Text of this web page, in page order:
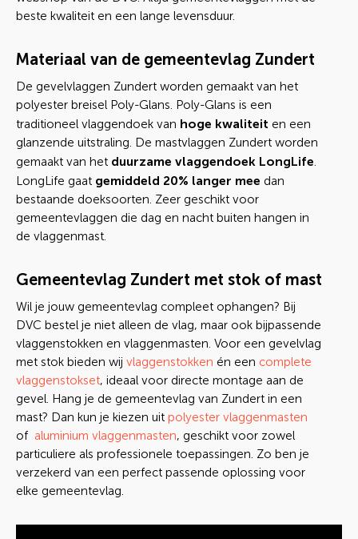
beste kwaliteit en een lange levensduur.
Materiaal van de gemeentevlag Zundert
De gevelvlaggen Zundert worden gemaakt van het
polyester breisel Poly-Glans. Poly-Glans is een
traditioneel vlaggendoek van hoge kwaliteit en een
glanzende uitstraling. De mastvlaggen Zundert worden
gemaakt van het duurzame vlaggendoek LongLife.
LongLife gaat gemiddeld 20% langer mee dan
bestaande doeksoorten. Zeer geschikt voor
gemeentevlaggen die dag en nacht buiten hangen in
de vlaggenmast.
Gemeentevlag Zundert met stok of mast
Wil je jouw gemeentevlag compleet ophangen? Bij
DVC bestel je niet alleen de vlag, maar ook bijpassende
vlaggenstokken en vlaggenmasten. Voor een gevelvlag
met stok bieden wij vlaggenstokken én een complete
vlaggenstokset, ideaal voor directe montage aan de
gevel. Hang je de gemeentevlag van Zundert in een
mast? Dan kun je kiezen uit polyester vlaggenmasten
of aluminium vlaggenmasten, geschikt voor zowel
particuliere als professionele toepassingen. Zo ben je
verzekerd van een perfect passende oplossing voor
elke gemeentevlag.